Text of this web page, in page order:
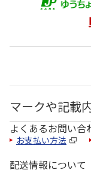
マークや記載
よくあるお問い合
お支払い方法
配送情報について